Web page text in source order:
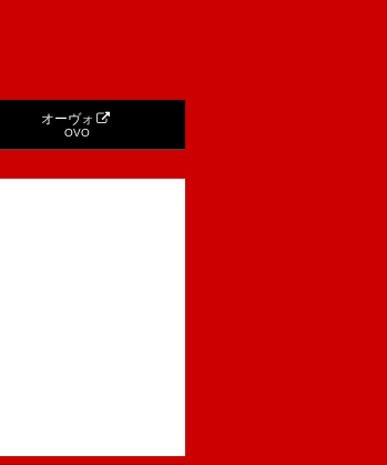
オーヴォ
OVO